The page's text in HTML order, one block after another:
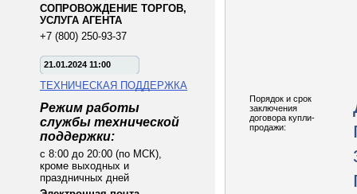
СОПРОВОЖДЕНИЕ ТОРГОВ,
УСЛУГА АГЕНТА
+7 (800) 250-93-37
21.01.2024 11:00
ТЕХНИЧЕСКАЯ ПОДДЕРЖКА
Режим работы
службы технической
поддержки:
с 8:00 до 20:00 (по МСК),
кроме выходных и
праздничных дней
Порядок и срок
заключения
договора купли-
продажи: